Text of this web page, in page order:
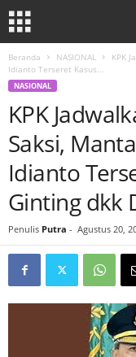
Beranda NASIONAL
KPK
Idianto Terseret Kasus...
NASIONAL
KPK
Saksi,
Idianto
Ginting dkk
Penulis Putra - Agustus 20,